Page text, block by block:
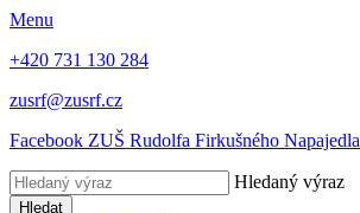
Menu
+420 731 130 284
zusrf@zusrf.cz
Facebook ZUŠ Rudolfa Firkušného Napajedla
Hledaný výraz
Hledat